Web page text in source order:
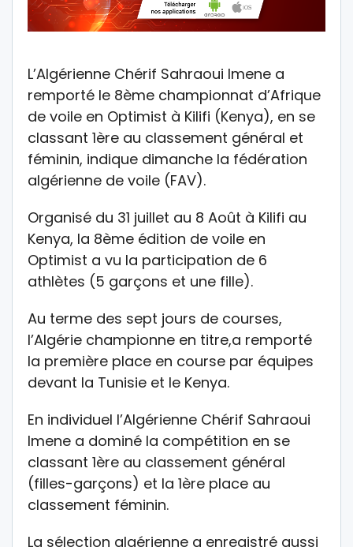
L’Algérienne Chérif Sahraoui Imene a
remporté le 8ème championnat d’Afrique
de voile en Optimist à Kilifi (Kenya), en se
classant 1ère au classement général et
féminin, indique dimanche la fédération
algérienne de voile (FAV).
Organisé du 31 juillet au 8 Août à Kilifi au
Kenya, la 8ème édition de voile en
Optimist a vu la participation de 6
athlètes (5 garçons et une fille).
Au terme des sept jours de courses,
l’Algérie championne en titre,a remporté
la première place en course par équipes
devant la Tunisie et le Kenya.
En individuel l’Algérienne Chérif Sahraoui
Imene a dominé la compétition en se
classant 1ère au classement général
(filles-garçons) et la 1ère place au
classement féminin.
La sélection algérienne a enregistré aussi